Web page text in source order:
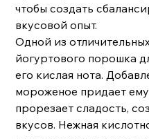
чтобы создать
вкусовой опыт.
Одной из
йогуртового порошка
его кислая нота.
мороженое придает
прорезает сладость,
вкусов. Нежная